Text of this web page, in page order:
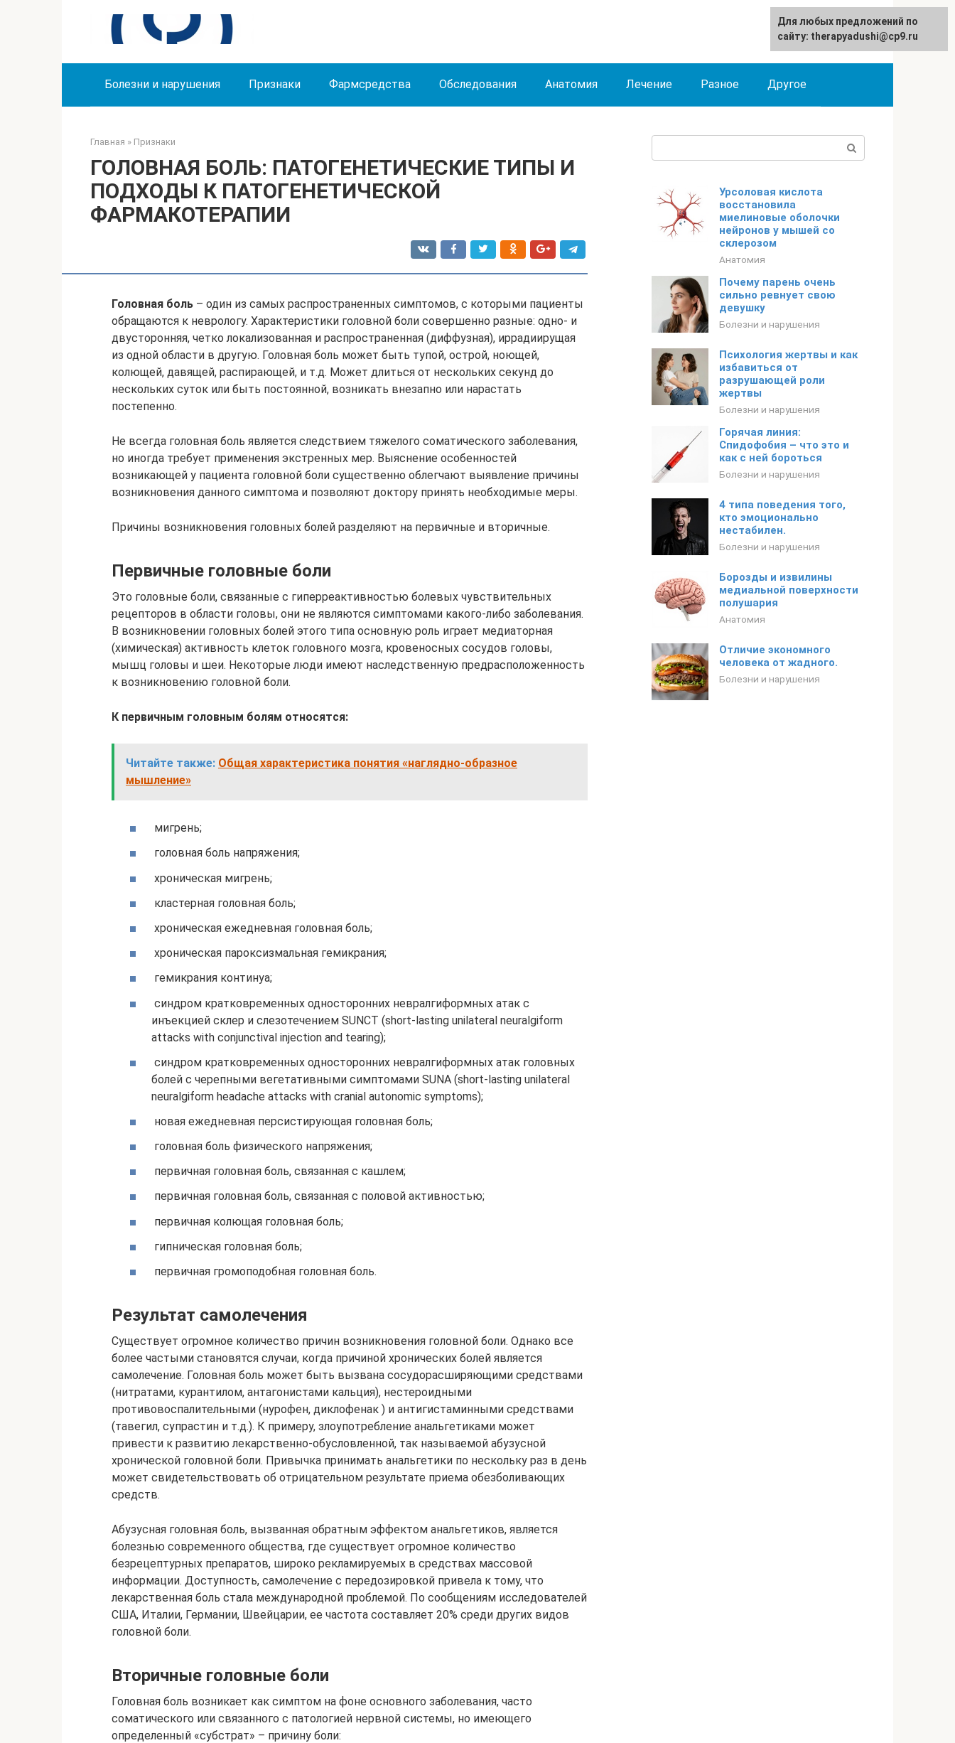
Болезни и нарушения Признаки Фармсредства Обследования Анатомия Лечение Разное Другое
Главная » Признаки
ГОЛОВНАЯ БОЛЬ: ПАТОГЕНЕТИЧЕСКИЕ ТИПЫ И
ПОДХОДЫ К ПАТОГЕНЕТИЧЕCКОЙ
ФАРМАКОТЕРАПИИ
Головная боль – один из самых распространенных симптомов, с которыми пациенты
обращаются к неврологу. Характеристики головной боли совершенно разные: одно- и
двусторонняя, четко локализованная и распространенная (диффузная), иррадиирущая
из одной области в другую. Головная боль может быть тупой, острой, ноющей,
колющей, давящей, распирающей, и т.д. Может длиться от нескольких секунд до
нескольких суток или быть постоянной, возникать внезапно или нарастать
постепенно.
Не всегда головная боль является следствием тяжелого соматического заболевания,
но иногда требует применения экстренных мер. Выяснение особенностей
возникающей у пациента головной боли существенно облегчают выявление причины
возникновения данного симптома и позволяют доктору принять необходимые меры.
Причины возникновения головных болей разделяют на первичные и вторичные.
Первичные головные боли
Это головные боли, связанные с гиперреактивностью болевых чувствительных
рецепторов в области головы, они не являются симптомами какого-либо заболевания.
В возникновении головных болей этого типа основную роль играет медиаторная
(химическая) активность клеток головного мозга, кровеносных сосудов головы,
мышц головы и шеи. Некоторые люди имеют наследственную предрасположенность
к возникновению головной боли.
К первичным головным болям относятся:
Читайте также: Общая характеристика понятия «наглядно-образное
мышление»
мигрень;
головная боль напряжения;
хроническая мигрень;
кластерная головная боль;
хроническая ежедневная головная боль;
хроническая пароксизмальная гемикрания;
гемикрания континуа;
синдром кратковременных односторонних невралгиформных атак с
инъекцией склер и слезотечением SUNCT (short-lasting unilateral neuralgiform
attacks with conjunctival injection and tearing);
синдром кратковременных односторонних невралгиформных атак головных
болей с черепными вегетативными симптомами SUNA (short-lasting unilateral
neuralgiform headache attacks with cranial autonomic symptoms);
новая ежедневная персистирующая головная боль;
головная боль физического напряжения;
первичная головная боль, связанная с кашлем;
первичная головная боль, связанная с половой активностью;
первичная колющая головная боль;
гипническая головная боль;
первичная громоподобная головная боль.
Результат самолечения
Существует огромное количество причин возникновения головной боли. Однако все
более частыми становятся случаи, когда причиной хронических болей является
самолечение. Головная боль может быть вызвана сосудорасширяющими средствами
(нитратами, курантилом, антагонистами кальция), нестероидными
противовоспалительными (нурофен, диклофенак ) и антигистаминными средствами
(тавегил, супрастин и т.д.). К примеру, злоупотребление анальгетиками может
привести к развитию лекарственно-обусловленной, так называемой абузусной
хронической головной боли. Привычка принимать анальгетики по нескольку раз в день
может свидетельствовать об отрицательном результате приема обезболивающих
средств.
Абузусная головная боль, вызванная обратным эффектом анальгетиков, является
болезнью современного общества, где существует огромное количество
безрецептурных препаратов, широко рекламируемых в средствах массовой
информации. Доступность, самолечение с передозировкой привела к тому, что
лекарственная боль стала международной проблемой. По сообщениям исследователей
США, Италии, Германии, Швейцарии, ее частота составляет 20% среди других видов
головной боли.
Вторичные головные боли
Головная боль возникает как симптом на фоне основного заболевания, часто
соматического или связанного с патологией нервной системы, но имеющего
определенный «субстрат» – причину боли:
Урсоловая кислота
восстановила
миелиновые оболочки
нейронов у мышей со
склерозом
Анатомия
Почему парень очень
сильно ревнует свою
девушку
Болезни и нарушения
Психология жертвы и как
избавиться от
разрушающей роли
жертвы
Болезни и нарушения
Горячая линия:
Спидофобия – что это и
как с ней бороться
Болезни и нарушения
4 типа поведения того,
кто эмоционально
нестабилен.
Болезни и нарушения
Борозды и извилины
медиальной поверхности
полушария
Анатомия
Отличие экономного
человека от жадного.
Болезни и нарушения
Для любых предложений по
сайту: therapyadushi@cp9.ru